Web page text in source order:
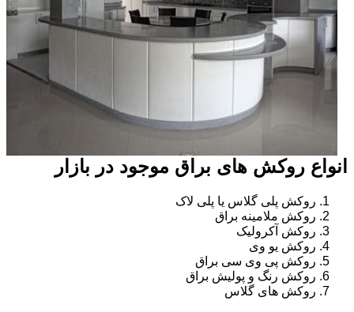
انواع روکش های براق موجود در بازار
روکش پلی گلاس یا پلی لاک
روکش ملامینه براق
روکش آکرولیک
روکش یو وی
روکش پی وی سی براق
روکش رنگ و پولیش براق
روکش های گلاس